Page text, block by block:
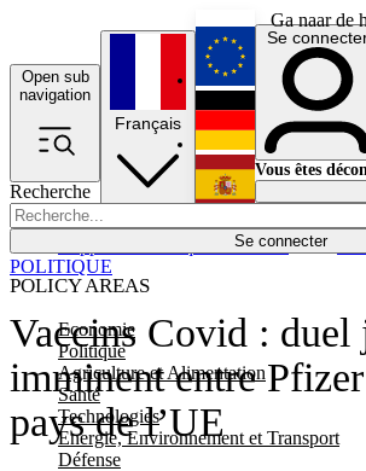
Ga naar de
Open sub
navigation
Recherche
Se connecter
POLICY AREAS
Economie
Politique
Agriculture et Alimentation
Santé
Technologies
Energie, Environnement et Transport
Défense
Économie
Français
English
Deutsch
Español
Se
Vous êtes
Vaccins Covid : duel
imminent entre
pays de l’UE
POLITIQUE